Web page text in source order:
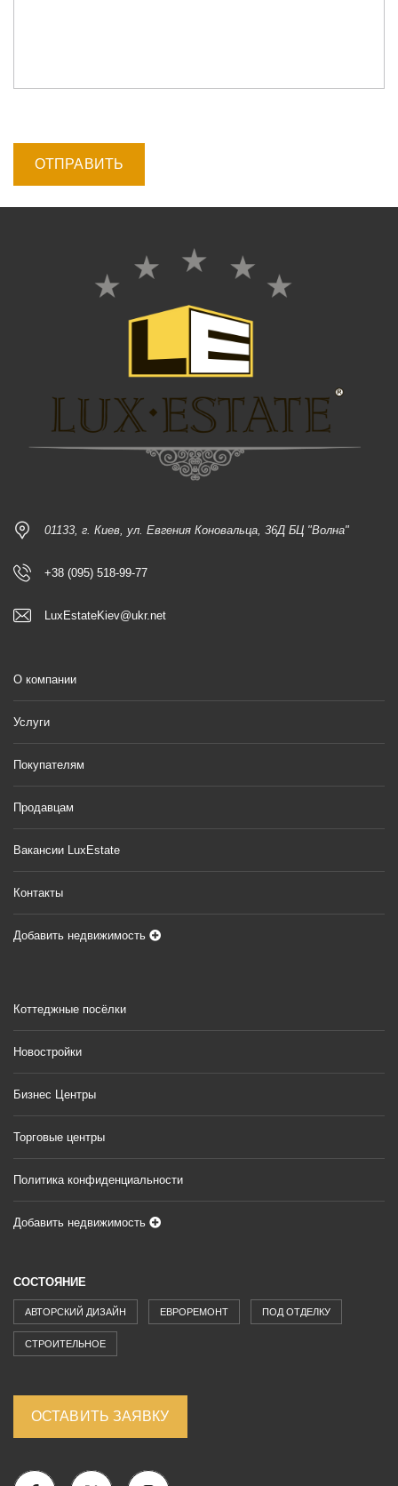
01133, г. Киев, ул. Евгения Коновальца, 36Д БЦ "Волна"
+38 (095) 518-99-77
LuxEstateKiev@ukr.net
О компании
Услуги
Покупателям
Продавцам
Вакансии LuxEstate
Контакты
Добавить недвижимость
Коттеджные посёлки
Новостройки
Бизнес Центры
Торговые центры
Политика конфиденциальности
Добавить недвижимость
СОСТОЯНИЕ
АВТОРСКИЙ ДИЗАЙН ЕВРОРЕМОНТ ПОД ОТДЕЛКУ
СТРОИТЕЛЬНОЕ
ОСТАВИТЬ ЗАЯВКУ